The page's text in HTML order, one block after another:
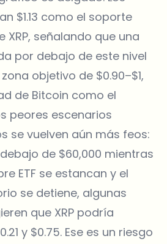
$1.13 como el soporte
señalando que una
por debajo de este nivel
objetivo de $0.90–$1,
de Bitcoin como el
peores escenarios
se vuelven aún más feos:
de $60,000 mientras
ETF se estancan y el
se detiene, algunas
que XRP podría
y $0.75. Ese es un riesgo